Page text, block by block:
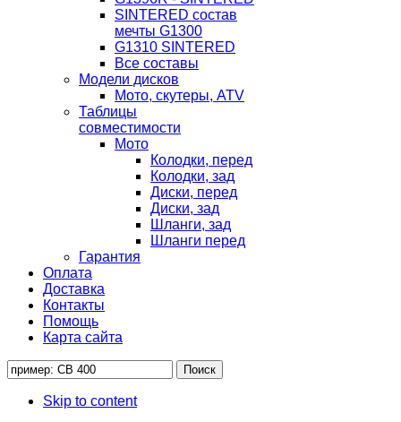
SINTERED состав
мечты G1300
G1310 SINTERED
Все составы
Модели дисков
Мото, скутеры, ATV
Таблицы
совместимости
Мото
Колодки, перед
Колодки, зад
Диски, перед
Диски, зад
Шланги, зад
Шланги перед
Гарантия
Оплата
Доставка
Контакты
Помощь
Карта сайта
Skip to content